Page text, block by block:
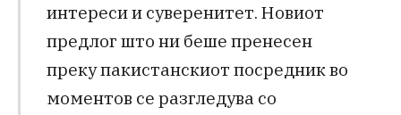
интереси и суверенитет. Новиот
предлог што ни беше пренесен
преку пакистанскиот посредник во
моментов се разгледува со